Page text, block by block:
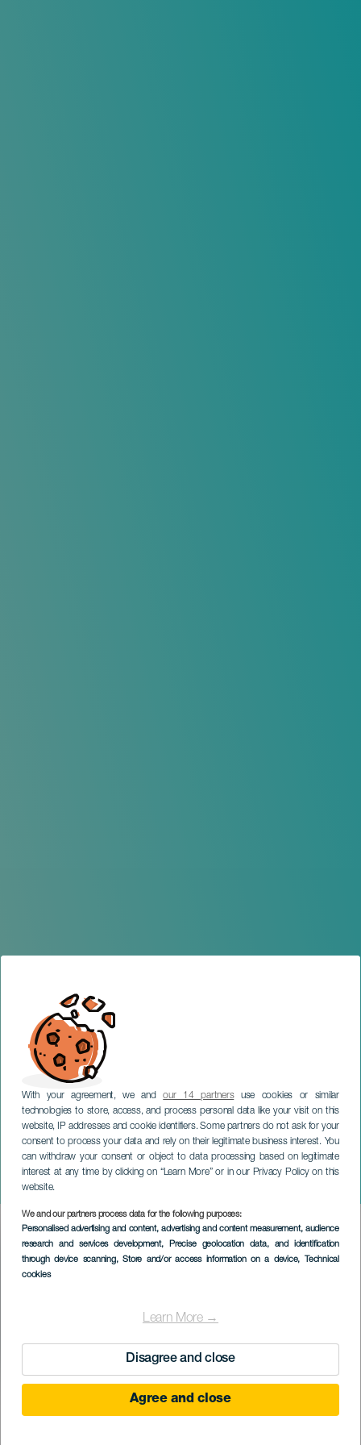
With your agreement, we andour 14 partnersuse cookies or similar
technologies to store, access, and process personal data like your visit on this
website, IP addresses and cookie identifiers. Some partners do not ask for your
consent to process your data and rely on their legitimate business interest. You
can withdraw your consent or object to data processing based on legitimate
interest at any time by clicking on “Learn More” or in our Privacy Policy on this
website.
We and our partners process data for the following purposes:
Personalised advertising and content, advertising and content measurement, audience
research and services development, Precise geolocation data, and identification
through device scanning, Store and/or access information on a device, Technical
cookies
Learn More →
Disagree and close
Agree and close
Travesía a nado Playa El
Socorro
ТЕНЕРИФЕ
Imagen
Listado